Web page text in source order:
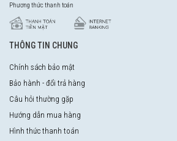
Phương thức thanh toán
THÔNG TIN CHUNG
Chính sách bảo mật
Bảo hành - đổi trả hàng
Câu hỏi thường gặp
Hướng dẫn mua hàng
Hình thức thanh toán